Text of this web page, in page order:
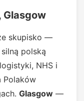
Glasgow
skupisko —
polską
NHS i
Polaków
Glasgow —